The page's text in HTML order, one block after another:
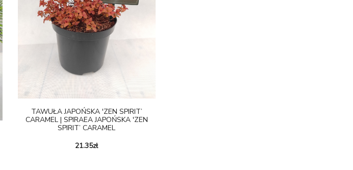
TAWUŁA JAPOŃSKA 'ZEN SPIRIT’
CARAMEL | SPIRAEA JAPOŃSKA 'ZEN
SPIRIT’ CARAMEL
21.35zł